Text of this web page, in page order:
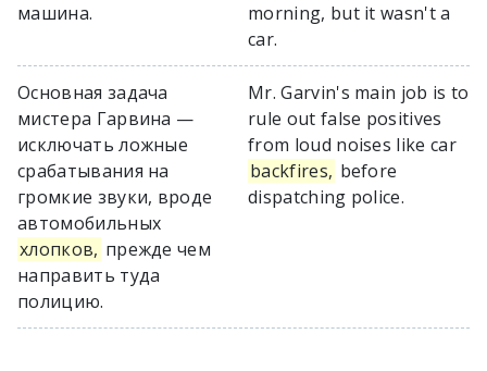
машина.
morning, but it wasn't a
car.
Основная задача
мистера Гарвина —
исключать ложные
срабатывания на
громкие звуки, вроде
автомобильных
хлопков, прежде чем
направить туда
полицию.
Mr. Garvin's main job is to
rule out false positives
from loud noises like car
backfires, before
dispatching police.